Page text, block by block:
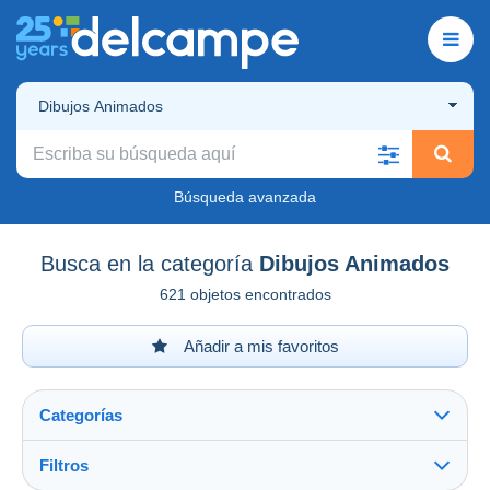
Dibujos Animados
Búsqueda avanzada
Busca en la categoría Dibujos Animados
621 objetos encontrados
Añadir a mis favoritos
Categorías
Filtros